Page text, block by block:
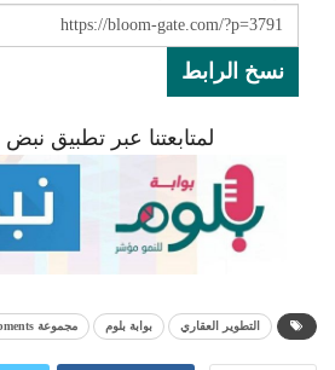
نسخ الرابط
لمتابعتنا عبر تطبيق نبض
التطوير العقاري بوابة بلوم مجموعة MG Developments